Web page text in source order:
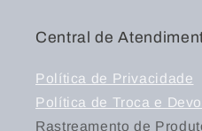
Central de
Política de Privacidade
Política de Troca e
Rastreamento de